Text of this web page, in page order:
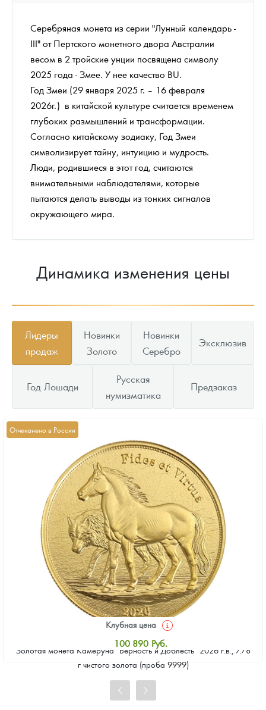
Серебряная монета из серии "Лунный календарь -
III" от Пертского монетного двора Австралии
весом в 2 тройские унции посвящена символу
2025 года - Змее. У нее качество BU.
Год Змеи (29 января 2025 г. – 16 февраля
2026г.) в китайской культуре считается временем
глубоких размышлений и трансформации.
Согласно китайскому зодиаку, Год Змеи
символизирует тайну, интуицию и мудрость.
Люди, родившиеся в этот год, считаются
внимательными наблюдателями, которые
пытаются делать выводы из тонких сигналов
окружающего мира.
Динамика изменения цены
Лидеры
продаж
Новинки
Золото
Новинки
Серебро
Эксклюзив
Год Лошади
Русская
нумизматика
Предзаказ
Отчеканено в России
Золотая монета Камеруна "Верность и Доблесть" 2026 г.в., 7.78
г чистого золота (проба 9999)
Клубная цена
100 890 Руб.
Стандартная цена
Цена выкупа